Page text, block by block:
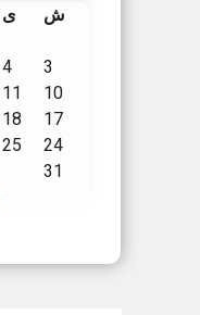
ش
ی
3
4
10
11
17
18
24
25
31